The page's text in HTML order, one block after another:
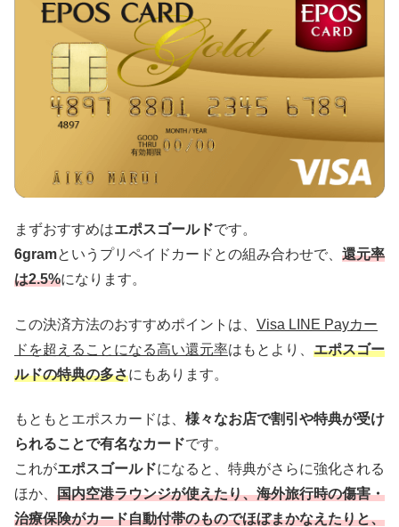
まずおすすめはエポスゴールドです。
6gramというプリペイドカードとの組み合わせで、 還元率
は2.5%になります。
この決済方法のおすすめポイントは、 Visa LINE Payカー
ドを超えることになる高い還元率はもとより、 エポスゴー
ルドの特典の多さにもあります。
もともとエポスカードは、 様々なお店で割引や特典が受け
られることで有名なカードです。
これがエポスゴールドになると、特典がさらに強化される
ほか、 国内空港ラウンジが使えたり、海外旅行時の傷害・
治療保険がカード自動付帯のものでほぼまかなえたりと、